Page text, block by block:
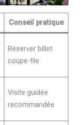
Conseil pratique
Réserver billet
coupe-file
Visite guidée
recommandée